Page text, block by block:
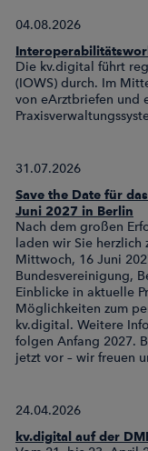
04.08.2026
Die kv.digital führt
(IOWS) durch. Im
von eArztbriefen und
31.07.2026
Save the Date für
Juni 2027 in Berlin
Nach dem großen
laden wir Sie herzlich
Mittwoch, 16 Juni
Bundesvereinigung,
Einblicke in aktuelle
Möglichkeiten zum
kv.digital. Weitere
folgen Anfang 2027.
jetzt vor – wir freuen
24.04.2026
kv.digital auf der